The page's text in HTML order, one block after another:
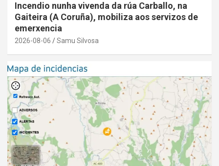
Incendio nunha vivenda da rúa Carballo, na
Gaiteira (A Coruña), mobiliza aos servizos de
emerxencia
2026-08-06 Samu Silvosa